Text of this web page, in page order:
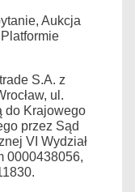
Aukcja
S.A. z
ul.
do Krajowego
przez Sąd
VI Wydział
0000438056,